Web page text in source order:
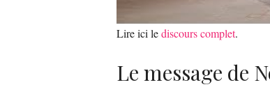
Lire ici lediscours complet.
Le message de